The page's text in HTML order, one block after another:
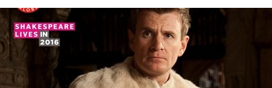
Kliknij, aby powiększyć